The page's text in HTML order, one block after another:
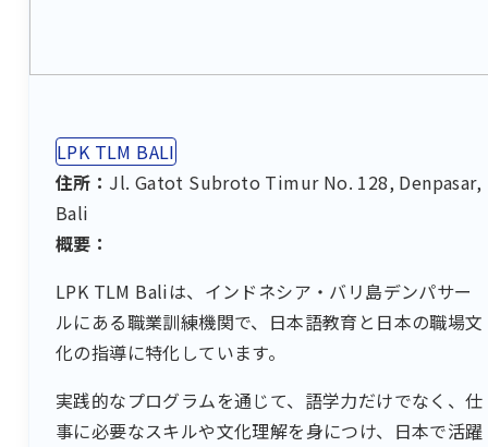
LPK TLM BALI
住所： Jl. Gatot Subroto Timur No. 128, Denpasar,
Bali
概要：
LPK TLM Baliは、インドネシア・バリ島デンパサー
ルにある職業訓練機関で、日本語教育と日本の職場文
化の指導に特化しています。
実践的なプログラムを通じて、語学力だけでなく、仕
事に必要なスキルや文化理解を身につけ、日本で活躍